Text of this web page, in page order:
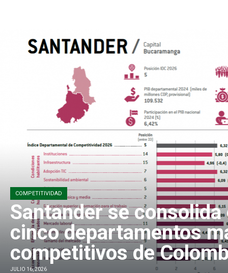
COMPETITIVIDAD
Santander se
cinco departamentos
competitivos de
JULIO 16, 2026